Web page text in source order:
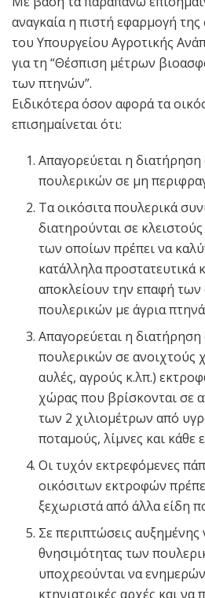
αναγκαία η πιστή εφαρμογή
του Υπουργείου Αγροτικής
για τη “Θέσπιση μέτρων
των πτηνών”.
Ειδικότερα όσον αφορά τα
επισημαίνεται ότι:
Απαγορεύεται η διατήρηση
πουλερικών σε μη
Τα οικόσιτα πουλερικά
διατηρούνται σε
των οποίων πρέπει να
κατάλληλα προστατευτικά
αποκλείουν την επαφή των
πουλερικών με άγρια
Απαγορεύεται η διατήρηση
πουλερικών σε ανοιχτούς
αυλές, αγρούς κ.λπ.)
χώρας που βρίσκονται σε
των 2 χιλιομέτρων από
ποταμούς, λίμνες και κάθε
Οι τυχόν εκτρεφόμενες
οικόσιτων εκτροφών
ξεχωριστά από άλλα είδη
Σε περιπτώσεις
θνησιμότητας των
υποχρεούνται να
κτηνιατρικές αρχές και